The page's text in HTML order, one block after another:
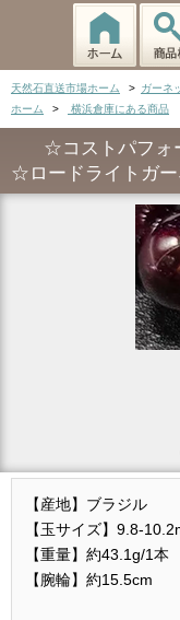
天然石直送市場ホーム > ガーネ
ホーム
> 横浜倉庫にある商品
☆コストパフォ
☆ロードライトガー
【産地】ブラジル
【玉サイズ】9.8-
【重量】約43.1g/1本
【腕輪】約15.5cm